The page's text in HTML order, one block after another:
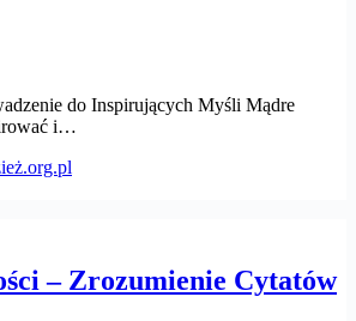
do Inspirujących Myśli Mądre
i…
– Zrozumienie Cytatów